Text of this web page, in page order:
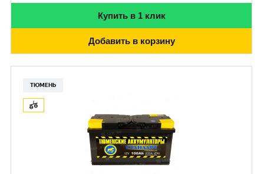
Купить в 1 клик
Добавить в корзину
ТЮМЕНЬ